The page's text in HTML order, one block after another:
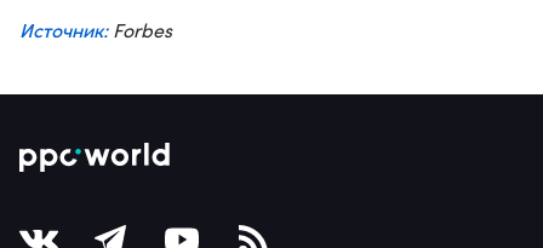
Источник:Forbes